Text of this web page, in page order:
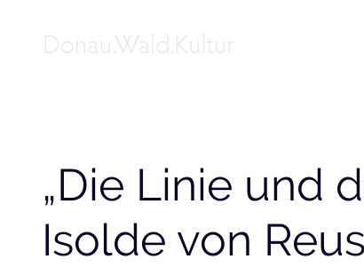
„Die Linie und
Isolde von